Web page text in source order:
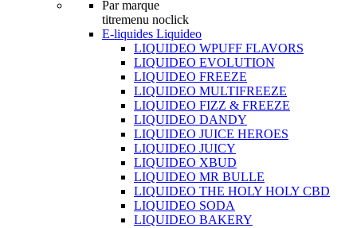
Par marque
titremenu noclick
E-liquides Liquideo
LIQUIDEO WPUFF FLAVORS
LIQUIDEO EVOLUTION
LIQUIDEO FREEZE
LIQUIDEO MULTIFREEZE
LIQUIDEO FIZZ & FREEZE
LIQUIDEO DANDY
LIQUIDEO JUICE HEROES
LIQUIDEO JUICY
LIQUIDEO XBUD
LIQUIDEO MR BULLE
LIQUIDEO THE HOLY HOLY CBD
LIQUIDEO SODA
LIQUIDEO BAKERY